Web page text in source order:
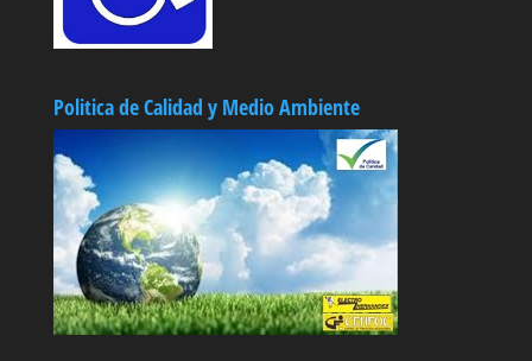
Politica de Calidad y Medio Ambiente